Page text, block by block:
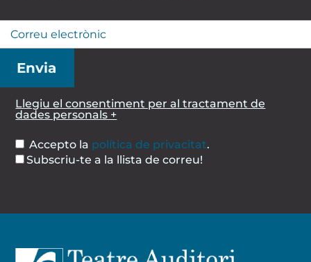
Llegiu el consentiment per al tractament de
dades personals +
Accepto la política de privacitat.
Subscriu-te a la llista de correu!